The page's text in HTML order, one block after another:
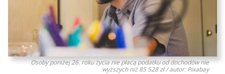
Osoby poniżej 26. roku życia nie płacą podatku od dochodów nie
wyższych niż 85 528 zł / autor: Pixabay